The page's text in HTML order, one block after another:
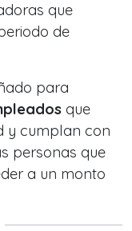
que
de
para
que
y cumplan con
personas que
a un monto